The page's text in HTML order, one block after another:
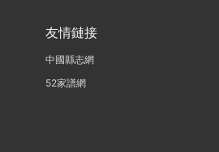
友情鏈接
中國縣志網
52家譜網